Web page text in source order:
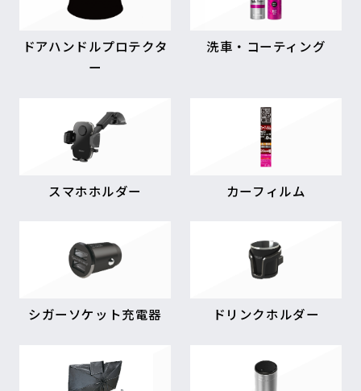
ドアハンドルプロテクタ
ー
洗車・コーティング
スマホホルダー カーフィルム
シガーソケット充電器 ドリンクホルダー